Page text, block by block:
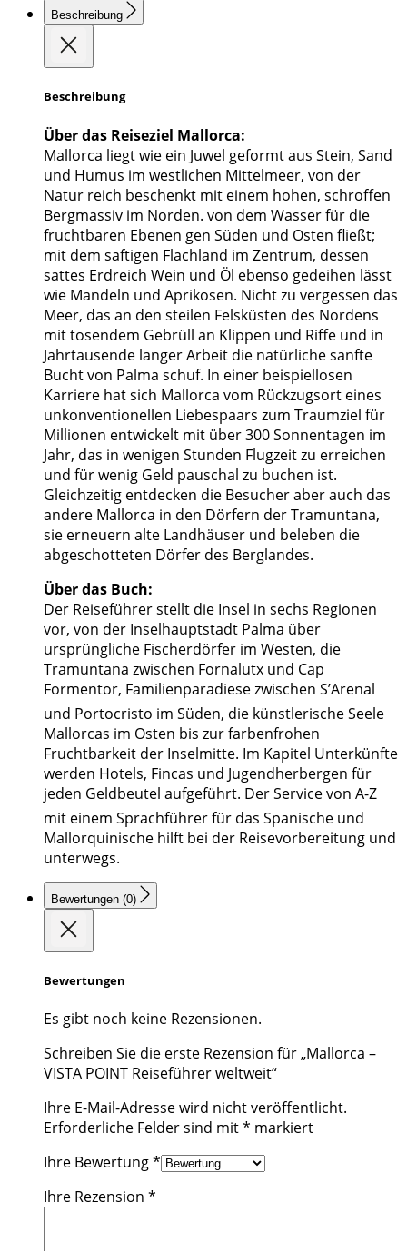
Beschreibung
Beschreibung
Über das Reiseziel Mallorca:
Mallorca liegt wie ein Juwel geformt aus Stein, Sand
und Humus im westlichen Mittelmeer, von der
Natur reich beschenkt mit einem hohen, schroffen
Bergmassiv im Norden. von dem Wasser für die
fruchtbaren Ebenen gen Süden und Osten fließt;
mit dem saftigen Flachland im Zentrum, dessen
sattes Erdreich Wein und Öl ebenso gedeihen lässt
wie Mandeln und Aprikosen. Nicht zu vergessen das
Meer, das an den steilen Felsküsten des Nordens
mit tosendem Gebrüll an Klippen und Riffe und in
Jahrtausende langer Arbeit die natürliche sanfte
Bucht von Palma schuf. In einer beispiellosen
Karriere hat sich Mallorca vom Rückzugsort eines
unkonventionellen Liebespaars zum Traumziel für
Millionen entwickelt mit über 300 Sonnentagen im
Jahr, das in wenigen Stunden Flugzeit zu erreichen
und für wenig Geld pauschal zu buchen ist.
Gleichzeitig entdecken die Besucher aber auch das
andere Mallorca in den Dörfern der Tramuntana,
sie erneuern alte Landhäuser und beleben die
abgeschotteten Dörfer des Berglandes.
Über das Buch:
Der Reiseführer stellt die Insel in sechs Regionen
vor, von der Inselhauptstadt Palma über
ursprüngliche Fischerdörfer im Westen, die
Tramuntana zwischen Fornalutx und Cap
Formentor, Familienparadiese zwischen S’Arenal
und Portocristo im Süden, die künstlerische Seele
Mallorcas im Osten bis zur farbenfrohen
Fruchtbarkeit der Inselmitte. Im Kapitel Unterkünfte
werden Hotels, Fincas und Jugendherbergen für
jeden Geldbeutel aufgeführt. Der Service von A-Z
mit einem Sprachführer für das Spanische und
Mallorquinische hilft bei der Reisevorbereitung und
unterwegs.
Bewertungen (0)
Bewertungen
Es gibt noch keine Rezensionen.
Schreiben Sie die erste Rezension für „Mallorca –
VISTA POINT Reiseführer weltweit“
Ihre E-Mail-Adresse wird nicht veröffentlicht.
Erforderliche Felder sind mit* markiert
Ihre Bewertung*
Ihre Rezension *